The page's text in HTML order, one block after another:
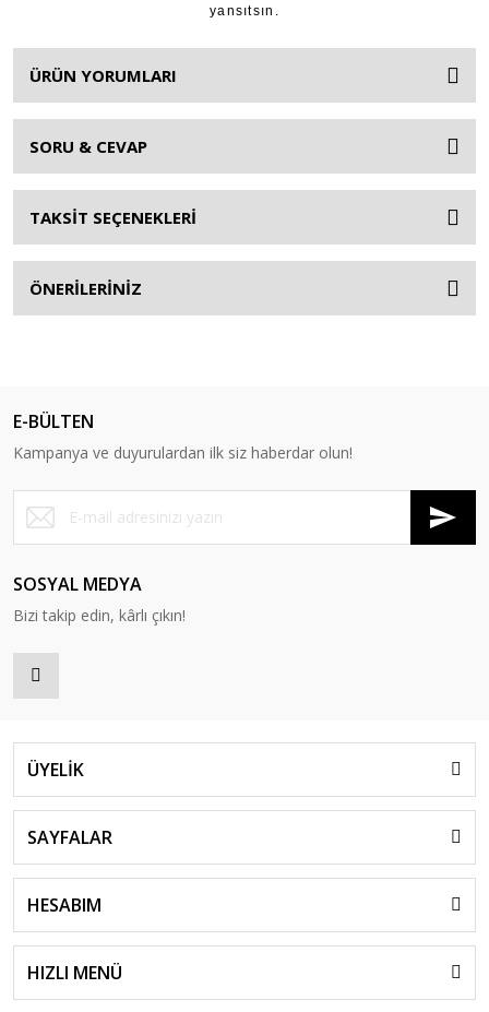
yansıtsın.
ÜRÜN YORUMLARI
SORU & CEVAP
TAKSİT SEÇENEKLERİ
ÖNERİLERİNİZ
E-BÜLTEN
Kampanya ve duyurulardan ilk siz haberdar olun!
SOSYAL MEDYA
Bizi takip edin, kârlı çıkın!
ÜYELİK
SAYFALAR
HESABIM
HIZLI MENÜ